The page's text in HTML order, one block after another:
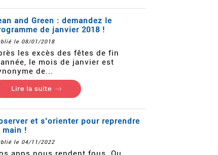
and Green : demandez le
de janvier 2018 !
le 08/01/2018
les excès des fêtes de fin
le mois de janvier est
de...
Lire la suite
et s’orienter pour reprendre
main !
le 04/11/2022